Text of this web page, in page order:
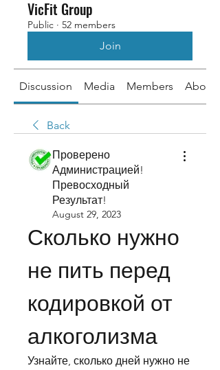
VicFit Group
Public · 52 members
Join
Discussion Media Members About
Back
Проверено
Администрацией!
Превосходный
Результат!
August 29, 2023
Сколько нужно
не пить перед
кодировкой от
алкоголизма
Узнайте, сколько дней нужно не